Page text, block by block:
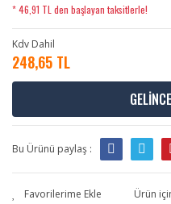
* 46,91 TL den başlayan taksitlerle!
Kdv Dahil
248,65 TL
Bu Ürünü paylaş :
Ürün